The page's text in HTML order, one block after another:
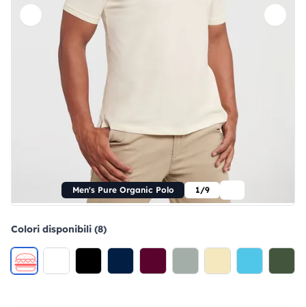
Men's Pure Organic Polo 1/9
Colori disponibili (8)